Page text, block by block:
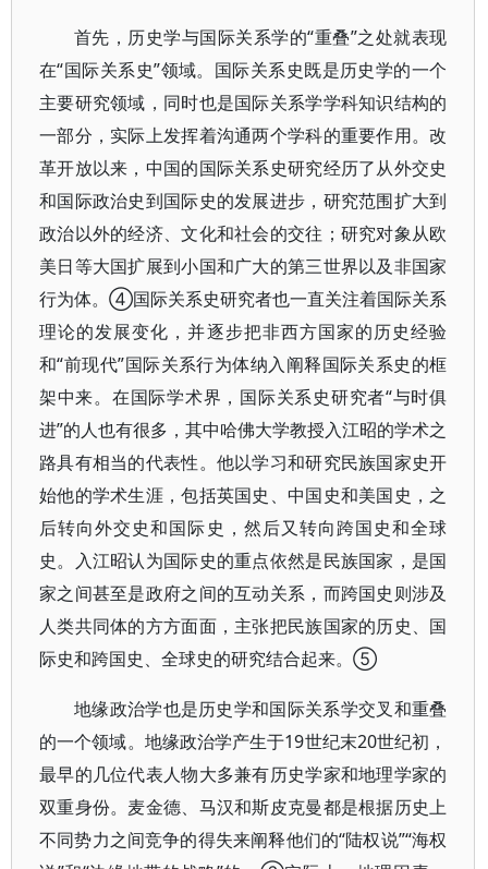
首先，历史学与国际关系学的“重叠”之处就表现
在“国际关系史”领域。国际关系史既是历史学的一个
主要研究领域，同时也是国际关系学学科知识结构的
一部分，实际上发挥着沟通两个学科的重要作用。改
革开放以来，中国的国际关系史研究经历了从外交史
和国际政治史到国际史的发展进步，研究范围扩大到
政治以外的经济、文化和社会的交往；研究对象从欧
美日等大国扩展到小国和广大的第三世界以及非国家
行为体。④国际关系史研究者也一直关注着国际关系
理论的发展变化，并逐步把非西方国家的历史经验
和“前现代”国际关系行为体纳入阐释国际关系史的框
架中来。在国际学术界，国际关系史研究者“与时俱
进”的人也有很多，其中哈佛大学教授入江昭的学术之
路具有相当的代表性。他以学习和研究民族国家史开
始他的学术生涯，包括英国史、中国史和美国史，之
后转向外交史和国际史，然后又转向跨国史和全球
史。入江昭认为国际史的重点依然是民族国家，是国
家之间甚至是政府之间的互动关系，而跨国史则涉及
人类共同体的方方面面，主张把民族国家的历史、国
际史和跨国史、全球史的研究结合起来。⑤
地缘政治学也是历史学和国际关系学交叉和重叠
的一个领域。地缘政治学产生于19世纪末20世纪初，
最早的几位代表人物大多兼有历史学家和地理学家的
双重身份。麦金德、马汉和斯皮克曼都是根据历史上
不同势力之间竞争的得失来阐释他们的“陆权说”“海权